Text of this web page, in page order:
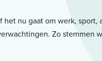
nu gaat om werk, sport,
Zo stemmen